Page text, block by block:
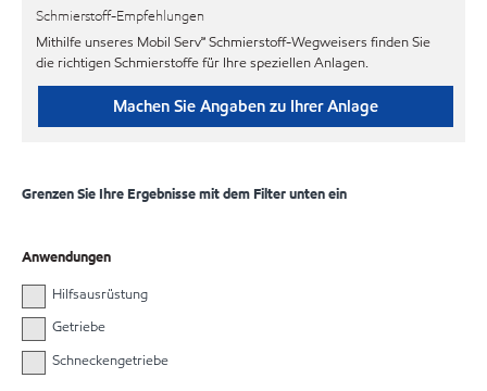
Schmierstoff-Empfehlungen
Mithilfe unseres Mobil Serv℠ Schmierstoff-Wegweisers finden Sie
die richtigen Schmierstoffe für Ihre speziellen Anlagen.
Machen Sie Angaben zu Ihrer Anlage
Grenzen Sie Ihre Ergebnisse mit dem Filter unten ein
Anwendungen
Hilfsausrüstung
Getriebe
Schneckengetriebe